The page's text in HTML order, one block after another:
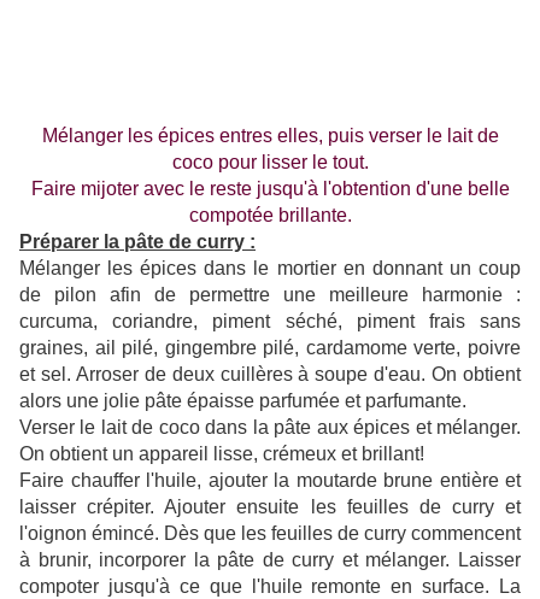
Mélanger les épices entres elles, puis verser le lait de
coco pour lisser le tout.
Faire mijoter avec le reste jusqu'à l'obtention d'une belle
compotée brillante.
Préparer la pâte de curry :
Mélanger les épices dans le mortier en donnant un coup
de pilon afin de permettre une meilleure harmonie :
curcuma, coriandre, piment séché, piment frais sans
graines, ail pilé, gingembre pilé, cardamome verte, poivre
et sel. Arroser de deux cuillères à soupe d'eau. On obtient
alors une jolie pâte épaisse parfumée et parfumante.
Verser le lait de coco dans la pâte aux épices et mélanger.
On obtient un appareil lisse, crémeux et brillant!
Faire chauffer l'huile, ajouter la moutarde brune entière et
laisser crépiter. Ajouter ensuite les feuilles de curry et
l'oignon émincé. Dès que les feuilles de curry commencent
à brunir, incorporer la pâte de curry et mélanger. Laisser
compoter jusqu'à ce que l'huile remonte en surface. La